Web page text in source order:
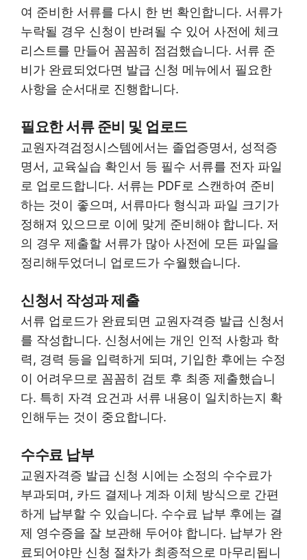
여 준비한 서류를 다시 한 번 확인합니다. 서류가
누락될 경우 신청이 반려될 수 있어 사전에 체크
리스트를 만들어 꼼꼼히 점검했습니다. 서류 준
비가 완료되었다면 발급 신청 메뉴에서 필요한
사항을 순서대로 진행합니다.
필요한 서류 준비 및 업로드
교원자격검정시스템에서는 졸업증명서, 성적증
명서, 교육실습 확인서 등 필수 서류를 전자 파일
로 업로드합니다. 서류는 PDF로 스캔하여 준비
하는 것이 좋으며, 서류마다 형식과 파일 크기가
정해져 있으므로 이에 맞게 준비해야 합니다. 저
의 경우 제출할 서류가 많아 사전에 모든 파일을
정리해두었더니 업로드가 수월했습니다.
신청서 작성과 제출
서류 업로드가 완료되면 교원자격증 발급 신청서
를 작성합니다. 신청서에는 개인 인적 사항과 학
력, 경력 등을 입력하게 되며, 기입한 후에는 수정
이 어려우므로 꼼꼼히 검토 후 최종 제출했습니
다. 특히 자격 요건과 서류 내용이 일치하는지 확
인해두는 것이 중요합니다.
수수료 납부
교원자격증 발급 신청 시에는 소정의 수수료가
부과되며, 카드 결제나 계좌 이체 방식으로 간편
하게 납부할 수 있습니다. 수수료 납부 후에는 결
제 영수증을 잘 보관해 두어야 합니다. 납부가 완
료되어야만 신청 절차가 최종적으로 마무리됩니